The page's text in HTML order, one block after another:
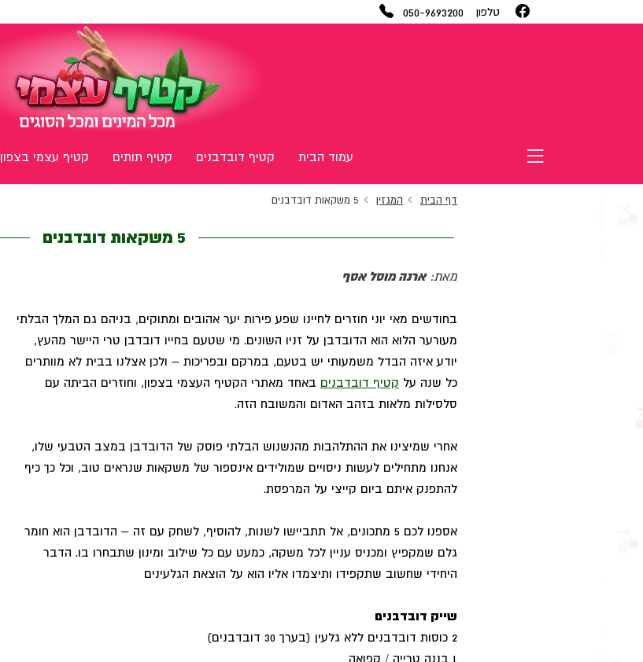
טלפון 050-9693200
עמוד הבית קטיף דובדבנים קטיף תותים קטיף עצמי בצפון
דף הבית המגזין 5 משקאות דובדבנים
5 משקאות דובדבנים
מאת:ארנה מוסל אסף
בחודשים מאי יוני חוזרים לחיינו שפע פירות יער אהובים ומתוקים, בניהם גם המלך הבלתי
מעורער הלוא הוא הדובדבן על זניו השונים. מי שטעם בחייו דובדבן טרי היישר מהעץ,
יודע איזה הבדל משמעותי יש בטעם, במרקם ובפריכות – ולכן אצלנו בבית לא מוותרים
כל שנה על קטיף דובדבנים באחד מאתרי הקטיף העצמי בצפון, וחוזרים הביתה עם
סלסילות מלאות בזהב האדום והמשובח הזה.
אחרי שמיצינו את ההתלהבות מהנשנוש הבלתי פוסק של הדובדבן במצב הטבעי שלו,
אנחנו מתחילים לעשות ניסויים שמולידים אינספור של משקאות שנראים טוב, וכל כך כיף
להתפנק איתם ביום קייצי על המרפסת.
אספנו לכם 5 מתכונים, אל תתביישו לשנות, להוסיף, לשחק עם זה – הדובדבן הוא חומר
גלם שמקפיץ ומכניס עניין לכל משקה, כמעט עם כל שילוב ומינון שתבחרו בו. הדבר
היחידי שחשוב שתקפידו ותיצמדו אליו הוא על הוצאת הגלעינים
שייק דובדבנים
2 כוסות דובדבנים ללא גלעין (בערך 30 דובדבנים)
1 בננה טרייה / קפואה